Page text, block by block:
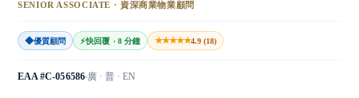
SENIOR ASSOCIATE · 資深商業物業顧問
◆優質顧問 ⚡快回覆 · 8 分鐘 ★★★★★4.9 (18)
EAA #C-056586 廣 · 普 · EN